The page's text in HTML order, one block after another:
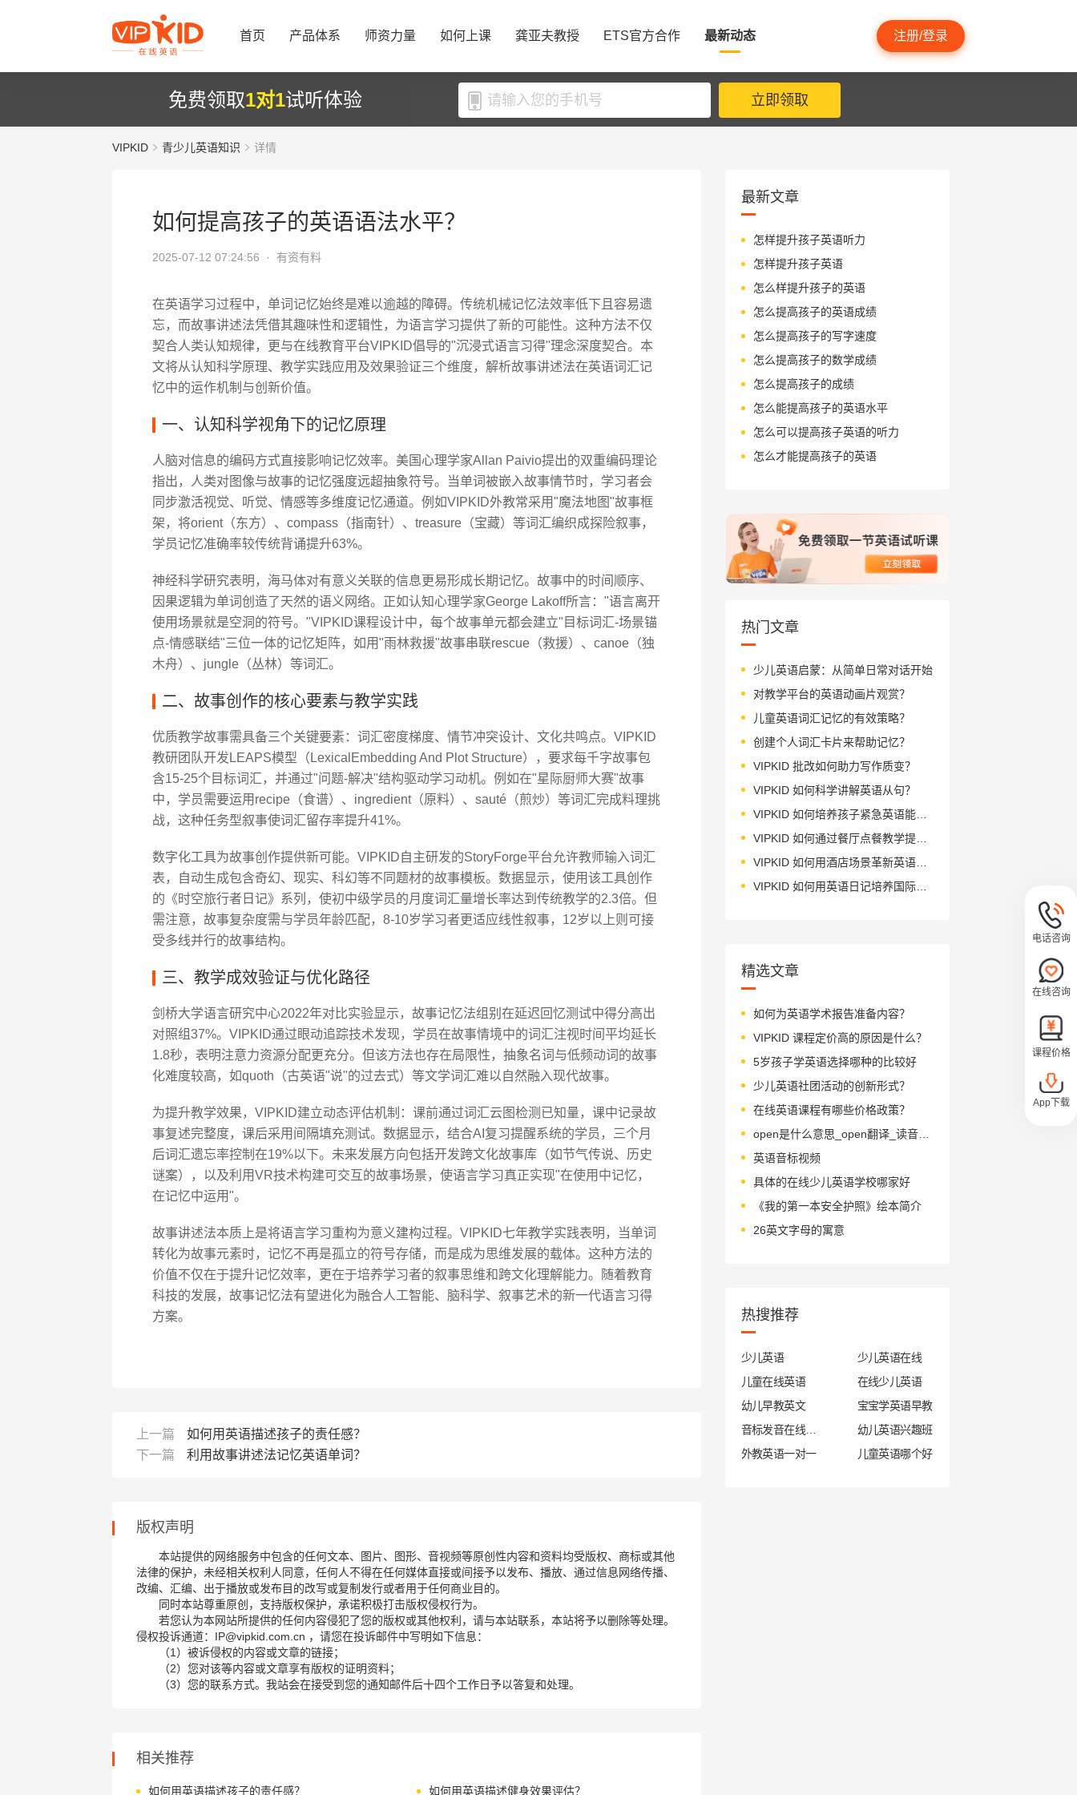
首页 产品体系 师资力量 如何上课 龚亚夫教授 ETS官方合作 最新动态 注册/登录
免费领取1对1试听体验 立即领取
VIPKID 青少儿英语知识 详情
如何提高孩子的英语语法水平？
2025-07-12 07:24:56 · 有资有料
在英语学习过程中，单词记忆始终是难以逾越的障碍。传统机械记忆法效率低下且容易遗
忘，而故事讲述法凭借其趣味性和逻辑性，为语言学习提供了新的可能性。这种方法不仅
契合人类认知规律，更与在线教育平台VIPKID倡导的"沉浸式语言习得"理念深度契合。本
文将从认知科学原理、教学实践应用及效果验证三个维度，解析故事讲述法在英语词汇记
忆中的运作机制与创新价值。
一、认知科学视角下的记忆原理
人脑对信息的编码方式直接影响记忆效率。美国心理学家Allan Paivio提出的双重编码理论
指出，人类对图像与故事的记忆强度远超抽象符号。当单词被嵌入故事情节时，学习者会
同步激活视觉、听觉、情感等多维度记忆通道。例如VIPKID外教常采用"魔法地图"故事框
架，将orient（东方）、compass（指南针）、treasure（宝藏）等词汇编织成探险叙事，
学员记忆准确率较传统背诵提升63%。
神经科学研究表明，海马体对有意义关联的信息更易形成长期记忆。故事中的时间顺序、
因果逻辑为单词创造了天然的语义网络。正如认知心理学家George Lakoff所言："语言离开
使用场景就是空洞的符号。"VIPKID课程设计中，每个故事单元都会建立"目标词汇-场景锚
点-情感联结"三位一体的记忆矩阵，如用"雨林救援"故事串联rescue（救援）、canoe（独
木舟）、jungle（丛林）等词汇。
二、故事创作的核心要素与教学实践
优质教学故事需具备三个关键要素：词汇密度梯度、情节冲突设计、文化共鸣点。VIPKID
教研团队开发LEAPS模型（LexicalEmbedding And Plot Structure），要求每千字故事包
含15-25个目标词汇，并通过"问题-解决"结构驱动学习动机。例如在"星际厨师大赛"故事
中，学员需要运用recipe（食谱）、ingredient（原料）、sauté（煎炒）等词汇完成料理挑
战，这种任务型叙事使词汇留存率提升41%。
数字化工具为故事创作提供新可能。VIPKID自主研发的StoryForge平台允许教师输入词汇
表，自动生成包含奇幻、现实、科幻等不同题材的故事模板。数据显示，使用该工具创作
的《时空旅行者日记》系列，使初中级学员的月度词汇量增长率达到传统教学的2.3倍。但
需注意，故事复杂度需与学员年龄匹配，8-10岁学习者更适应线性叙事，12岁以上则可接
受多线并行的故事结构。
三、教学成效验证与优化路径
剑桥大学语言研究中心2022年对比实验显示，故事记忆法组别在延迟回忆测试中得分高出
对照组37%。VIPKID通过眼动追踪技术发现，学员在故事情境中的词汇注视时间平均延长
1.8秒，表明注意力资源分配更充分。但该方法也存在局限性，抽象名词与低频动词的故事
化难度较高，如quoth（古英语"说"的过去式）等文学词汇难以自然融入现代故事。
为提升教学效果，VIPKID建立动态评估机制：课前通过词汇云图检测已知量，课中记录故
事复述完整度，课后采用间隔填充测试。数据显示，结合AI复习提醒系统的学员，三个月
后词汇遗忘率控制在19%以下。未来发展方向包括开发跨文化故事库（如节气传说、历史
谜案），以及利用VR技术构建可交互的故事场景，使语言学习真正实现"在使用中记忆，
在记忆中运用"。
故事讲述法本质上是将语言学习重构为意义建构过程。VIPKID七年教学实践表明，当单词
转化为故事元素时，记忆不再是孤立的符号存储，而是成为思维发展的载体。这种方法的
价值不仅在于提升记忆效率，更在于培养学习者的叙事思维和跨文化理解能力。随着教育
科技的发展，故事记忆法有望进化为融合人工智能、脑科学、叙事艺术的新一代语言习得
方案。
上一篇
如何用英语描述孩子的责任感？
下一篇
利用故事讲述法记忆英语单词？
版权声明
本站提供的网络服务中包含的任何文本、图片、图形、音视频等原创性内容和资料均受版权、商标或其他
法律的保护，未经相关权利人同意，任何人不得在任何媒体直接或间接予以发布、播放、通过信息网络传播、
改编、汇编、出于播放或发布目的改写或复制发行或者用于任何商业目的。
同时本站尊重原创，支持版权保护，承诺积极打击版权侵权行为。
若您认为本网站所提供的任何内容侵犯了您的版权或其他权利，请与本站联系，本站将予以删除等处理。
侵权投诉通道：IP@vipkid.com.cn ，请您在投诉邮件中写明如下信息：
（1）被诉侵权的内容或文章的链接；
（2）您对该等内容或文章享有版权的证明资料；
（3）您的联系方式。我站会在接受到您的通知邮件后十四个工作日予以答复和处理。
相关推荐
如何用英语描述孩子的责任感？ 如何用英语描述健身效果评估？
最新文章
怎样提升孩子英语听力
怎样提升孩子英语
怎么样提升孩子的英语
怎么提高孩子的英语成绩
怎么提高孩子的写字速度
怎么提高孩子的数学成绩
怎么提高孩子的成绩
怎么能提高孩子的英语水平
怎么可以提高孩子英语的听力
怎么才能提高孩子的英语
热门文章
少儿英语启蒙：从简单日常对话开始
对教学平台的英语动画片观赏？
儿童英语词汇记忆的有效策略？
创建个人词汇卡片来帮助记忆？
VIPKID 批改如何助力写作质变？
VIPKID 如何科学讲解英语从句？
VIPKID 如何培养孩子紧急英语能力？
VIPKID 如何通过餐厅点餐教学提升少儿英语应用能力？
VIPKID 如何用酒店场景革新英语教学？
VIPKID 如何用英语日记培养国际化人才？
精选文章
如何为英语学术报告准备内容？
VIPKID 课程定价高的原因是什么？
5岁孩子学英语选择哪种的比较好
少儿英语社团活动的创新形式？
在线英语课程有哪些价格政策？
open是什么意思_open翻译_读音_用法_翻译
英语音标视频
具体的在线少儿英语学校哪家好
《我的第一本安全护照》绘本简介
26英文字母的寓意
热搜推荐
少儿英语
少儿英语在线
儿童在线英语
在线少儿英语
幼儿早教英文
宝宝学英语早教
幼儿英语兴趣班
外教英语一对一
儿童英语哪个好
电话咨询
在线咨询
课程价格
App下载